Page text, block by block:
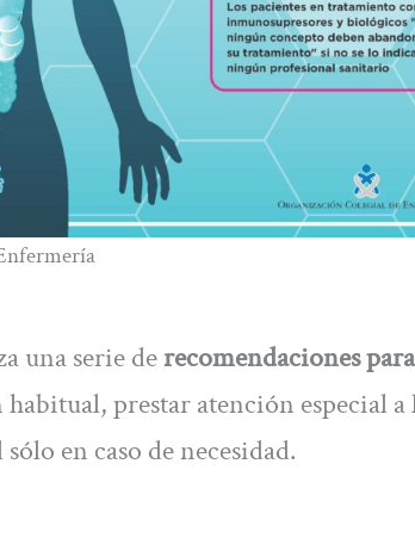
una serie derecomendaciones para
prestar atención especial a
en caso de necesidad.